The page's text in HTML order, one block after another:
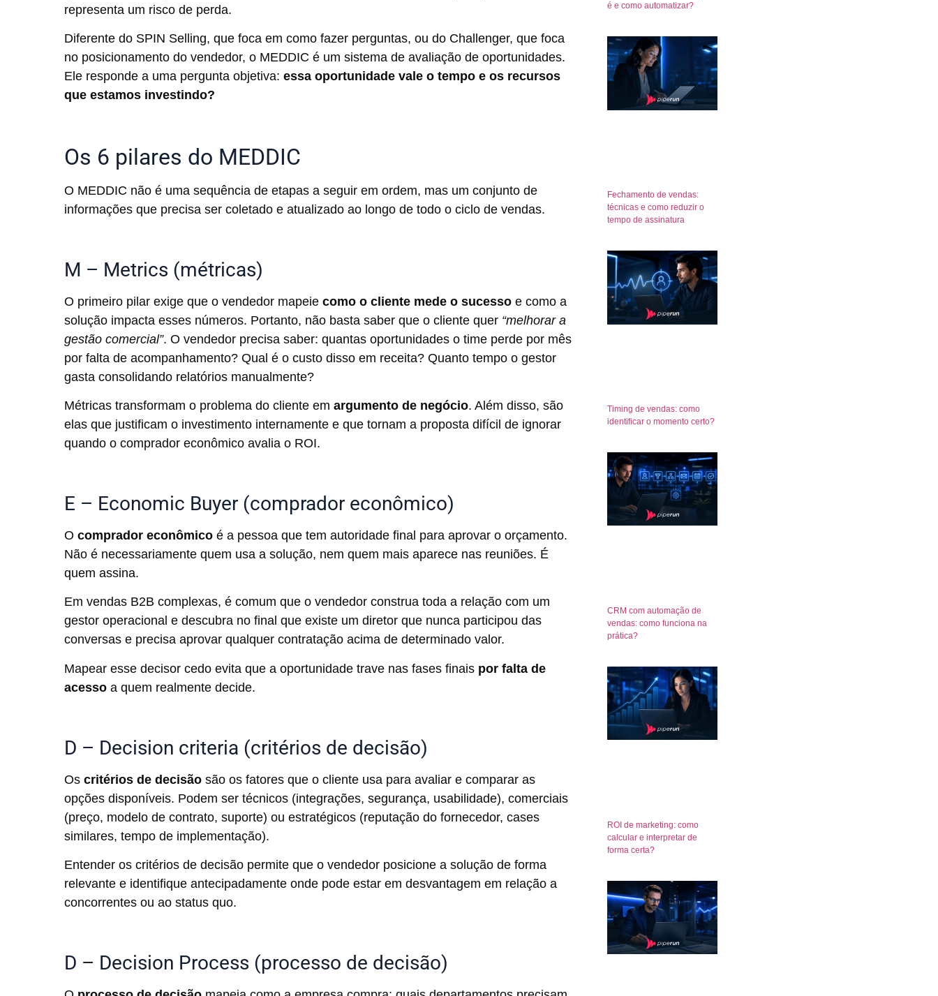
representa um risco de perda.
Diferente do SPIN Selling, que foca em como fazer perguntas, ou do Challenger, que foca
no posicionamento do vendedor, o MEDDIC é um sistema de avaliação de oportunidades.
Ele responde a uma pergunta objetiva: essa oportunidade vale o tempo e os recursos
que estamos investindo?
Os 6 pilares do MEDDIC
O MEDDIC não é uma sequência de etapas a seguir em ordem, mas um conjunto de
informações que precisa ser coletado e atualizado ao longo de todo o ciclo de vendas.
M – Metrics (métricas)
O primeiro pilar exige que o vendedor mapeie como o cliente mede o sucesso e como a
solução impacta esses números. Portanto, não basta saber que o cliente quer “melhorar a
gestão comercial”. O vendedor precisa saber: quantas oportunidades o time perde por mês
por falta de acompanhamento? Qual é o custo disso em receita? Quanto tempo o gestor
gasta consolidando relatórios manualmente?
Métricas transformam o problema do cliente em argumento de negócio. Além disso, são
elas que justificam o investimento internamente e que tornam a proposta difícil de ignorar
quando o comprador econômico avalia o ROI.
E – Economic Buyer (comprador econômico)
O comprador econômico é a pessoa que tem autoridade final para aprovar o orçamento.
Não é necessariamente quem usa a solução, nem quem mais aparece nas reuniões. É
quem assina.
Em vendas B2B complexas, é comum que o vendedor construa toda a relação com um
gestor operacional e descubra no final que existe um diretor que nunca participou das
conversas e precisa aprovar qualquer contratação acima de determinado valor.
Mapear esse decisor cedo evita que a oportunidade trave nas fases finais por falta de
acesso a quem realmente decide.
D – Decision criteria (critérios de decisão)
Os critérios de decisão são os fatores que o cliente usa para avaliar e comparar as
opções disponíveis. Podem ser técnicos (integrações, segurança, usabilidade), comerciais
(preço, modelo de contrato, suporte) ou estratégicos (reputação do fornecedor, cases
similares, tempo de implementação).
Entender os critérios de decisão permite que o vendedor posicione a solução de forma
relevante e identifique antecipadamente onde pode estar em desvantagem em relação a
concorrentes ou ao status quo.
D – Decision Process (processo de decisão)
é e como automatizar?
Fechamento de vendas:
técnicas e como reduzir o
tempo de assinatura
Timing de vendas: como
identificar o momento certo?
CRM com automação de
vendas: como funciona na
prática?
ROI de marketing: como
calcular e interpretar de
forma certa?